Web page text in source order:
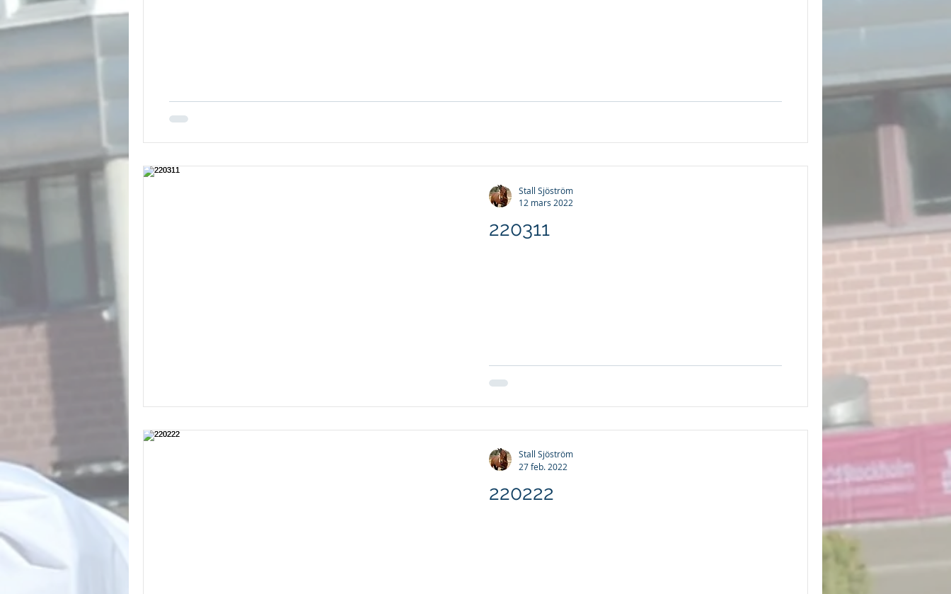
220311
Stall Sjöström
12 mars 2022
220222
Stall Sjöström
27 feb. 2022